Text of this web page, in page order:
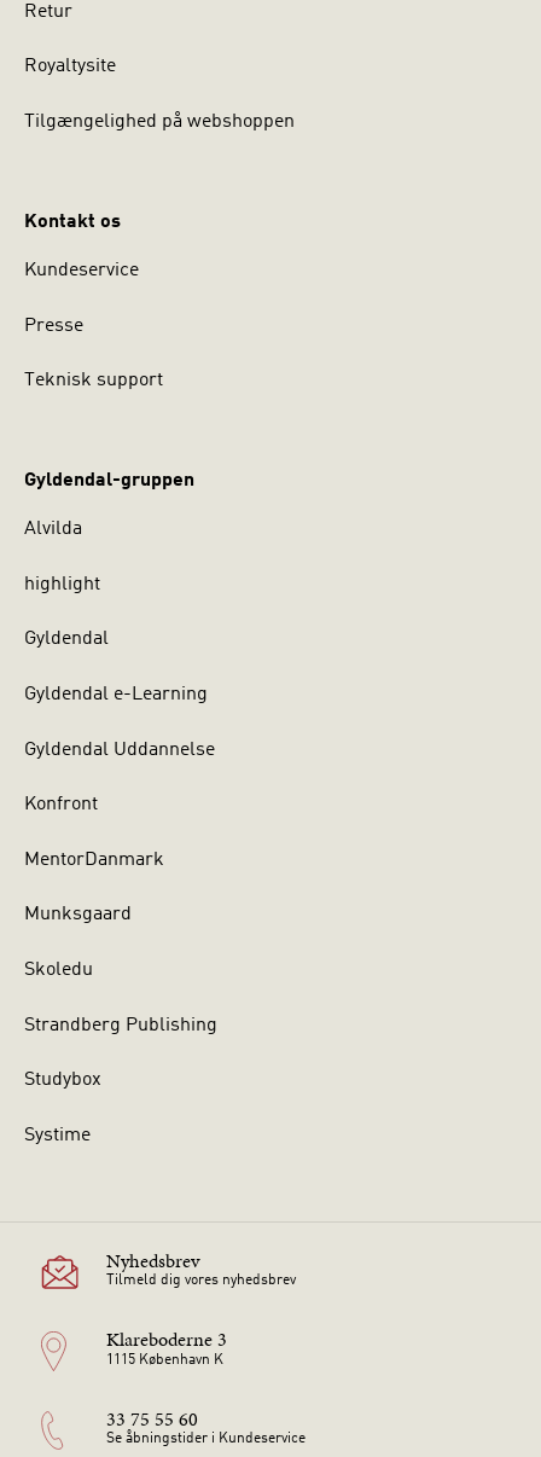
Retur
Royaltysite
Tilgængelighed på webshoppen
Kontakt os
Kundeservice
Presse
Teknisk support
Gyldendal-gruppen
Alvilda
highlight
Gyldendal
Gyldendal e-Learning
Gyldendal Uddannelse
Konfront
MentorDanmark
Munksgaard
Skoledu
Strandberg Publishing
Studybox
Systime
Nyhedsbrev
Tilmeld dig vores nyhedsbrev
Klareboderne 3
1115 København K
33 75 55 60
Se åbningstider i Kundeservice